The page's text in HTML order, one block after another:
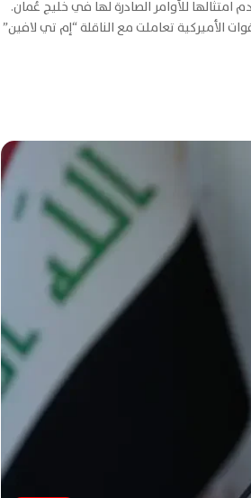
امتثالها للأوامر الصادرة لها في خليج عُمان.
الأميركية تعاملت مع الناقلة “إم تي لافين”